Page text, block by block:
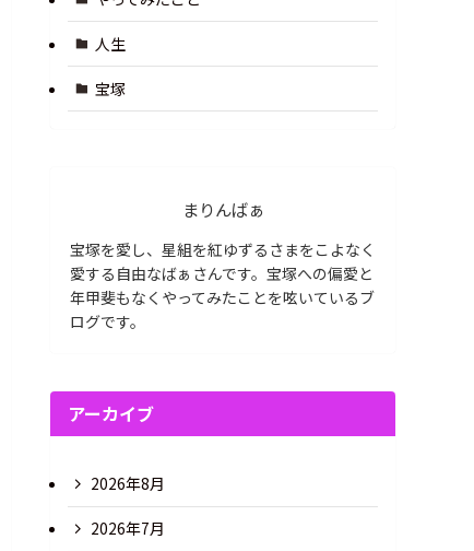
人生
宝塚
まりんばぁ
宝塚を愛し、星組を紅ゆずるさまをこよなく
愛する自由なばぁさんです。宝塚への偏愛と
年甲斐もなくやってみたことを呟いているブ
ログです。
アーカイブ
2026年8月
2026年7月